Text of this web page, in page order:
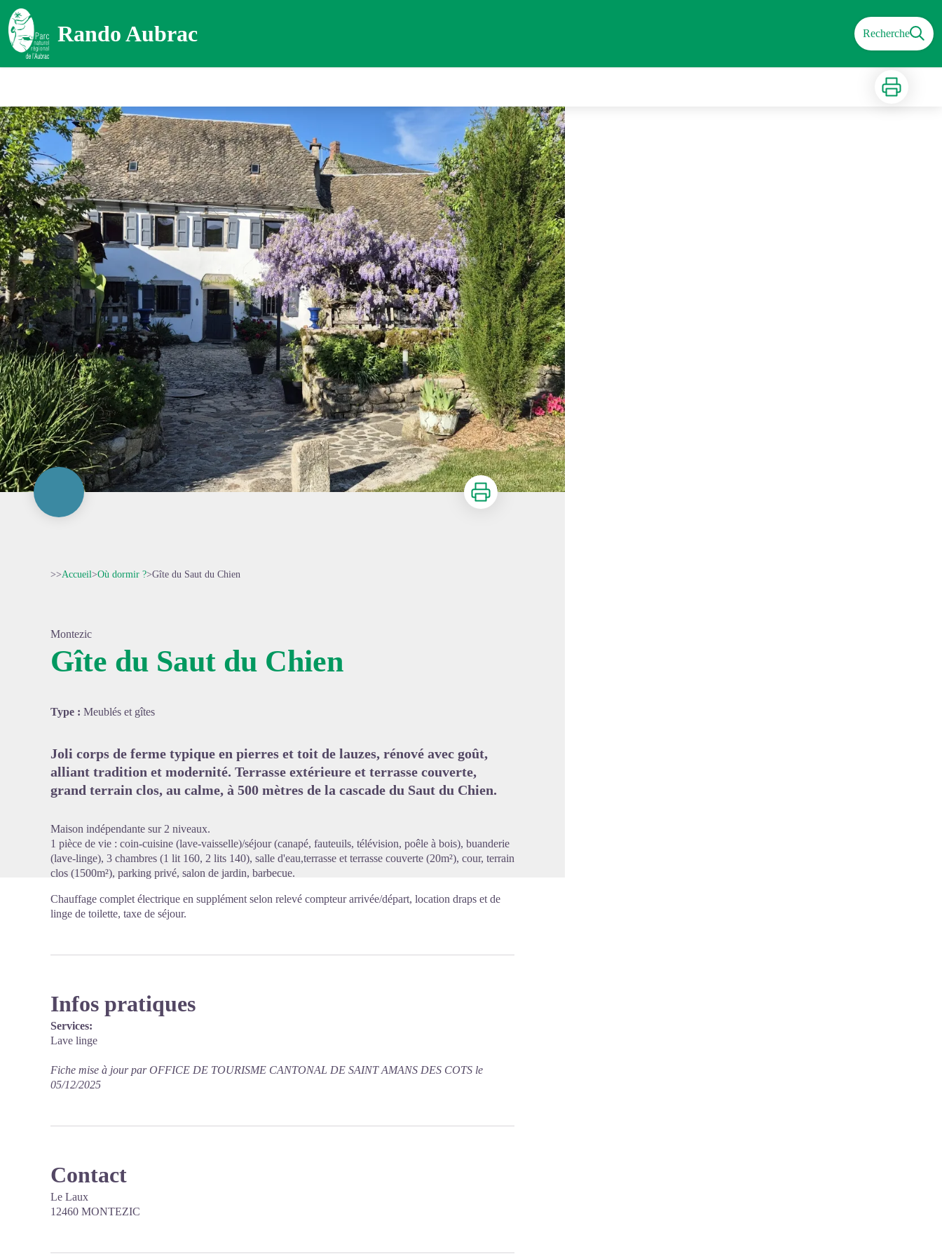
Rando Aubrac Recherche
Imprimer
Imprimer
>>Accueil>Où dormir ?>Gîte du Saut du Chien
Montezic
Gîte du Saut du Chien
Type : Meublés et gîtes
Joli corps de ferme typique en pierres et toit de lauzes, rénové avec goût,
alliant tradition et modernité. Terrasse extérieure et terrasse couverte,
grand terrain clos, au calme, à 500 mètres de la cascade du Saut du Chien.
Maison indépendante sur 2 niveaux.
1 pièce de vie : coin-cuisine (lave-vaisselle)/séjour (canapé, fauteuils, télévision, poêle à bois), buanderie
(lave-linge), 3 chambres (1 lit 160, 2 lits 140), salle d'eau,terrasse et terrasse couverte (20m²), cour, terrain
clos (1500m²), parking privé, salon de jardin, barbecue.
Chauffage complet électrique en supplément selon relevé compteur arrivée/départ, location draps et de
linge de toilette, taxe de séjour.
Infos pratiques
Services:
Lave linge
Fiche mise à jour par OFFICE DE TOURISME CANTONAL DE SAINT AMANS DES COTS le
05/12/2025
Contact
Le Laux
12460 MONTEZIC